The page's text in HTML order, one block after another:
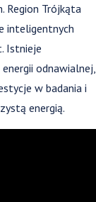
Region Trójkąta
inteligentnych
Istnieje
odnawialnej,
w badania i
energią.